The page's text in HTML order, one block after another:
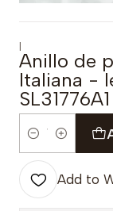
|
Anillo de
Italiana -
SL31776A1
Quantity
Add to